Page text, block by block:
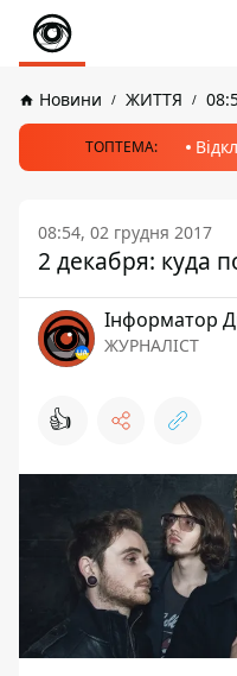
Новини ЖИТТЯ
ТОПТЕМА:
08:54, 02 грудня 2017
2 декабря: куда
Інформатор
ЖУРНАЛІСТ
👍